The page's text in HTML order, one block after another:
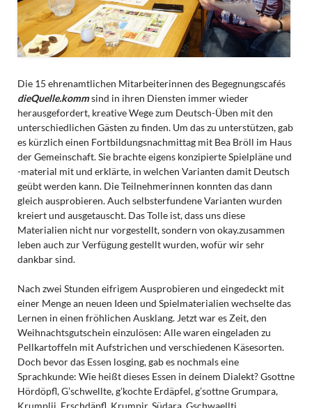
Die 15 ehrenamtlichen Mitarbeiterinnen des Begegnungscafés
dieQuelle.kommsind in ihren Diensten immer wieder
herausgefordert, kreative Wege zum Deutsch-Üben mit den
unterschiedlichen Gästen zu finden. Um das zu unterstützen, gab
es kürzlich einen Fortbildungsnachmittag mit Bea Bröll im Haus
der Gemeinschaft. Sie brachte eigens konzipierte Spielpläne und
-material mit und erklärte, in welchen Varianten damit Deutsch
geübt werden kann. Die Teilnehmerinnen konnten das dann
gleich ausprobieren. Auch selbsterfundene Varianten wurden
kreiert und ausgetauscht. Das Tolle ist, dass uns diese
Materialien nicht nur vorgestellt, sondern von okay.zusammen
leben auch zur Verfügung gestellt wurden, wofür wir sehr
dankbar sind.
Nach zwei Stunden eifrigem Ausprobieren und eingedeckt mit
einer Menge an neuen Ideen und Spielmaterialien wechselte das
Lernen in einen fröhlichen Ausklang. Jetzt war es Zeit, den
Weihnachtsgutschein einzulösen: Alle waren eingeladen zu
Pellkartoffeln mit Aufstrichen und verschiedenen Käsesorten.
Doch bevor das Essen losging, gab es nochmals eine
Sprachkunde: Wie heißt dieses Essen in deinem Dialekt? Gsottne
Hördöpfl, G’schwellte, g’kochte Erdäpfel, g’sottne Grumpara,